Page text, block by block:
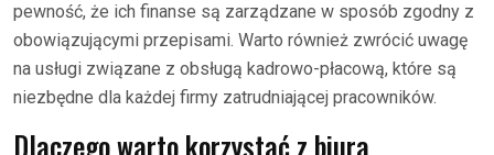
pewność, że ich finanse są zarządzane w sposób zgodny z
obowiązującymi przepisami. Warto również zwrócić uwagę
na usługi związane z obsługą kadrowo-płacową, które są
niezbędne dla każdej firmy zatrudniającej pracowników.
Dlaczego warto korzystać z biura